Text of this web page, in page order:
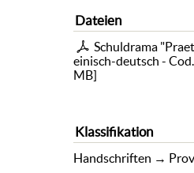
Dateien
Schuldrama
einisch-deutsch -
MB]
Klassifikation
Handschriften →